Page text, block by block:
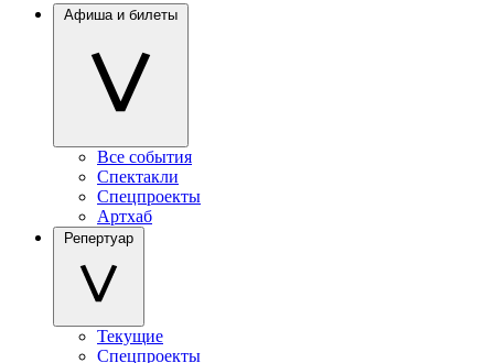
Афиша и билеты
Все события
Спектакли
Спецпроекты
Артхаб
Репертуар
Текущие
Спецпроекты